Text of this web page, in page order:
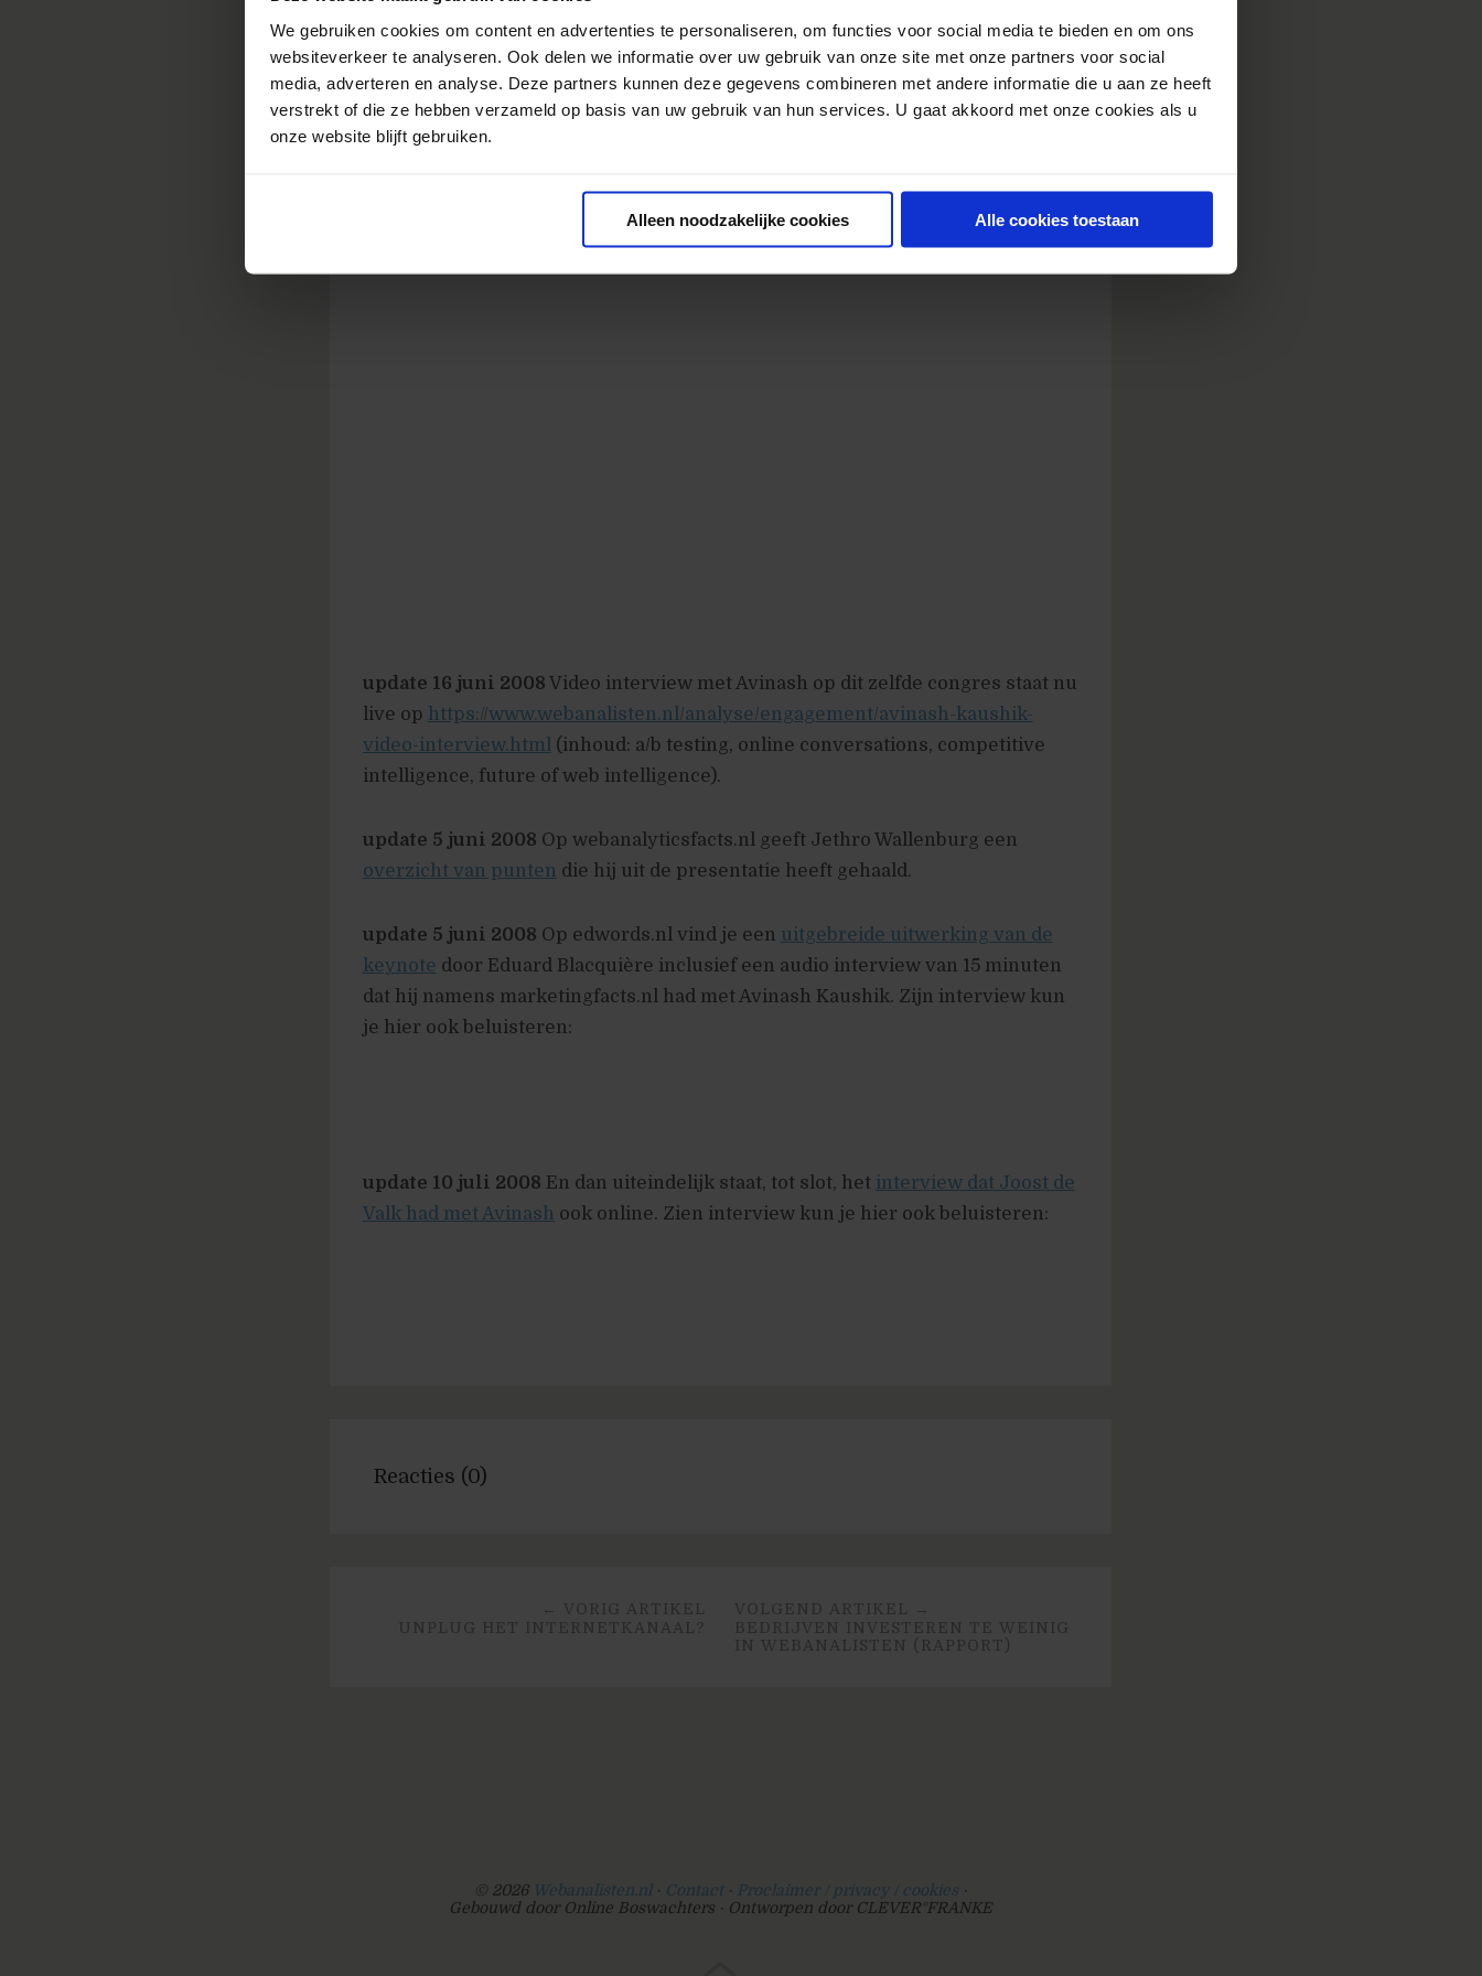
We gebruiken cookies om content en advertenties te personaliseren, om functies voor social media te bieden en om ons
websiteverkeer te analyseren. Ook delen we informatie over uw gebruik van onze site met onze partners voor social
media, adverteren en analyse. Deze partners kunnen deze gegevens combineren met andere informatie die u aan ze heeft
verstrekt of die ze hebben verzameld op basis van uw gebruik van hun services. U gaat akkoord met onze cookies als u
onze website blijft gebruiken.
Alleen noodzakelijke cookies Alle cookies toestaan
minuten durende keynote (opgenomen via webcam).
update 16 juni 2008 Video interview met Avinash op dit zelfde congres staat nu
live op https://www.webanalisten.nl/analyse/engagement/avinash-kaushik-
video-interview.html(inhoud: a/b testing, online conversations, competitive
intelligence, future of web intelligence).
update 5 juni 2008 Op webanalyticsfacts.nl geeft Jethro Wallenburg een
overzicht van punten die hij uit de presentatie heeft gehaald.
update 5 juni 2008 Op edwords.nl vind je een uitgebreide uitwerking van de
keynote door Eduard Blacquière inclusief een audio interview van 15 minuten
dat hij namens marketingfacts.nl had met Avinash Kaushik. Zijn interview kun
je hier ook beluisteren:
update 10 juli 2008 En dan uiteindelijk staat, tot slot, het interview dat Joost de
Valk had met Avinash ook online. Zien interview kun je hier ook beluisteren:
Reacties (0)
VOLGEND ARTIKEL →
BEDRIJVEN INVESTEREN TE WEINIG
IN WEBANALISTEN (RAPPORT)
← VORIG ARTIKEL
UNPLUG HET INTERNETKANAAL?
© 2026 Webanalisten.nl Contact
Proclaimer / privacy / cookies
Gebouwd door Online Boswachters
Ontworpen door CLEVER°FRANKE